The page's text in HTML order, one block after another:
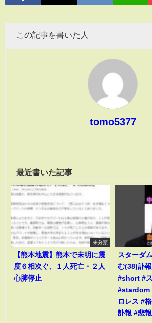
この記事を書いた人
tomo5377
最近書いた記事
未分類
【熊本地震】熊本で未明に震
度６相次ぐ、１人死亡・２人
心肺停止
スターダ
む(38)訃
#short #
#stardom
ロレス #
訃報 #悲